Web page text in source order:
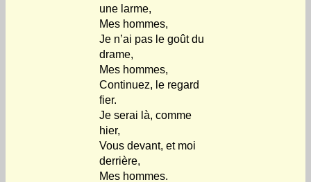
une larme,
Mes hommes,
Je n’ai pas le goût du
drame,
Mes hommes,
Continuez, le regard
fier.
Je serai là, comme
hier,
Vous devant, et moi
derrière,
Mes hommes.